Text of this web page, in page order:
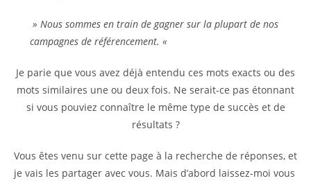
» Nous sommes en train de gagner sur la plupart de nos
campagnes de référencement. «
Je parie que vous avez déjà entendu ces mots exacts ou des
mots similaires une ou deux fois. Ne serait-ce pas étonnant
si vous pouviez connaître le même type de succès et de
résultats ?
Vous êtes venu sur cette page à la recherche de réponses, et
je vais les partager avec vous. Mais d’abord laissez-moi vous